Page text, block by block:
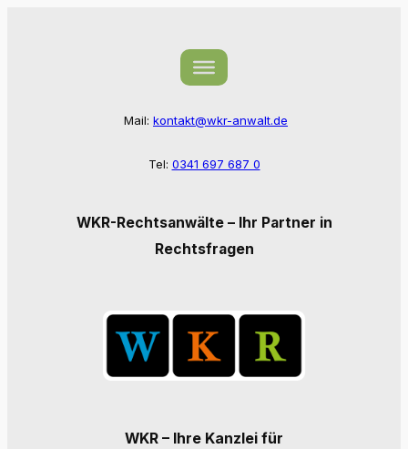
Mail: kontakt@wkr-anwalt.de
Tel: 0341 697 687 0
WKR-Rechtsanwälte – Ihr Partner in
Rechtsfragen
WKR – Ihre Kanzlei für